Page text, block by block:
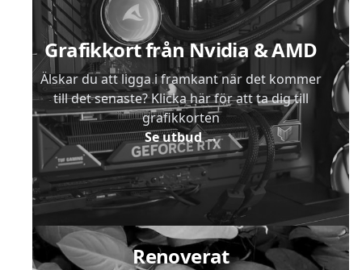
Grafikkort från Nvidia & AMD
Älskar du att ligga i framkant när det kommer
till det senaste? Klicka här för att ta dig till
grafikkorten
Se utbud→
Renoverat